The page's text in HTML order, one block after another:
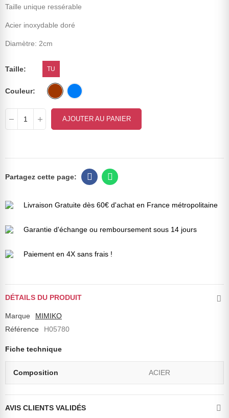
Taille unique ressérable
Acier inoxydable doré
Diamètre: 2cm
Taille TU
Couleur
AJOUTER AU PANIER
Livraison Gratuite dès 60€ d'achat en France métropolitaine
Garantie d'échange ou remboursement sous 14 jours
Paiement en 4X sans frais !
DÉTAILS DU PRODUIT
Marque
MIMIKO
Référence
H05780
Fiche technique
Composition ACIER
AVIS CLIENTS VALIDÉS